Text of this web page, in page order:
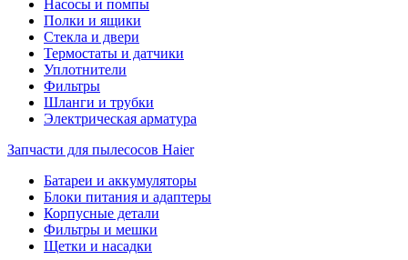
Насосы и помпы
Полки и ящики
Стекла и двери
Термостаты и датчики
Уплотнители
Фильтры
Шланги и трубки
Электрическая арматура
Запчасти для пылесосов Haier
Батареи и аккумуляторы
Блоки питания и адаптеры
Корпусные детали
Фильтры и мешки
Щетки и насадки